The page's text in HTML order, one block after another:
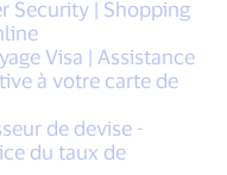
Security | Shopping
Visa | Assistance
à votre carte de
de devise -
du taux de